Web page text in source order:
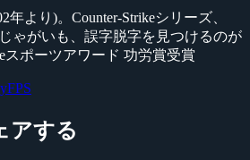
年より)。Counter-Strikeシリーズ、
ゃがいも、誤字脱字を見つけるのが
スポーツアワード 功労賞受賞
アする